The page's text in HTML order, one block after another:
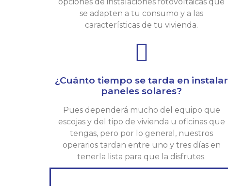
opciones de instalaciones fotovoltaicas que
se adapten a tu consumo y a las
características de tu vivienda.
¿Cuánto tiempo se tarda en instalar
paneles solares?
Pues dependerá mucho del equipo que
escojas y del tipo de vivienda u oficinas que
tengas, pero por lo general, nuestros
operarios tardan entre uno y tres días en
tenerla lista para que la disfrutes.